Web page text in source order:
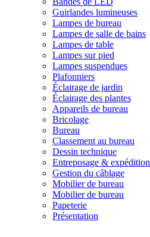
Guirlandes lumineuses
Lampes de bureau
Lampes de salle de bains
Lampes de table
Lampes sur pied
Lampes suspendues
Plafonniers
Éclairage de jardin
Éclairage des plantes
Appareils de bureau
Bricolage
Bureau
Classement au bureau
Dessin technique
Entreposage & expédition
Gestion du câblage
Mobilier de bureau
Mobilier de bureau
Papeterie
Présentation